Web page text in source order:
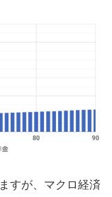
すが、マクロ経済